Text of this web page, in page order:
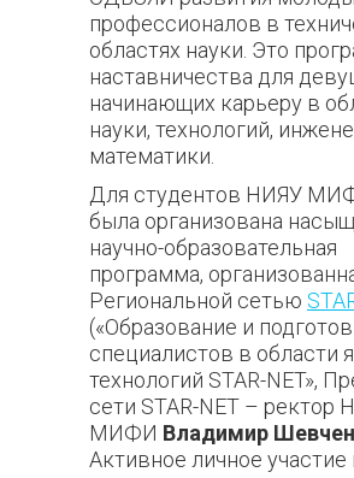
профессионалов в
областях науки. Это
наставничества для
начинающих карьеру в
науки, технологий,
математики.
Для студентов НИЯУ
была организована
научно-образовательная
программа,
Региональной сетью
(«Образование и
специалистов в области
технологий STAR-NET»,
сети STAR-NET – ректор
МИФИ Владимир Шевч
Активное личное участие